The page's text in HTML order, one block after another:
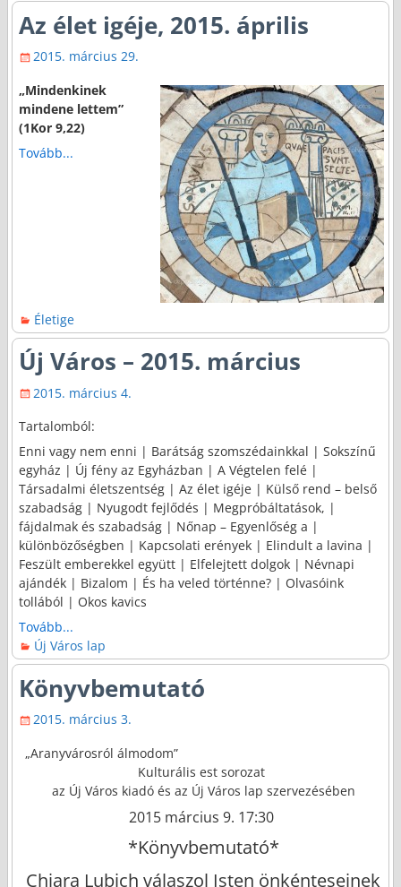
Az élet igéje, 2015. április
2015. március 29.
„Mindenkinek
mindene lettem”
(1Kor 9,22)
Tovább...
Életige
Új Város – 2015. március
2015. március 4.
Tartalomból:
Enni vagy nem enni | Barátság szomszédainkkal | Sokszínű
egyház | Új fény az Egyházban | A Végtelen felé |
Társadalmi életszentség | Az élet igéje | Külső rend – belső
szabadság | Nyugodt fejlődés | Megpróbáltatások, |
fájdalmak és szabadság | Nőnap – Egyenlőség a |
különbözőségben | Kapcsolati erények | Elindult a lavina |
Feszült emberekkel együtt | Elfelejtett dolgok | Névnapi
ajándék | Bizalom | És ha veled történne? | Olvasóink
tollából | Okos kavics
Tovább...
Új Város lap
Könyvbemutató
2015. március 3.
„Aranyvárosról álmodom”
Kulturális est sorozat
az Új Város kiadó és az Új Város lap szervezésében
2015 március 9. 17:30
*Könyvbemutató*
Chiara Lubich válaszol Isten önkénteseinek